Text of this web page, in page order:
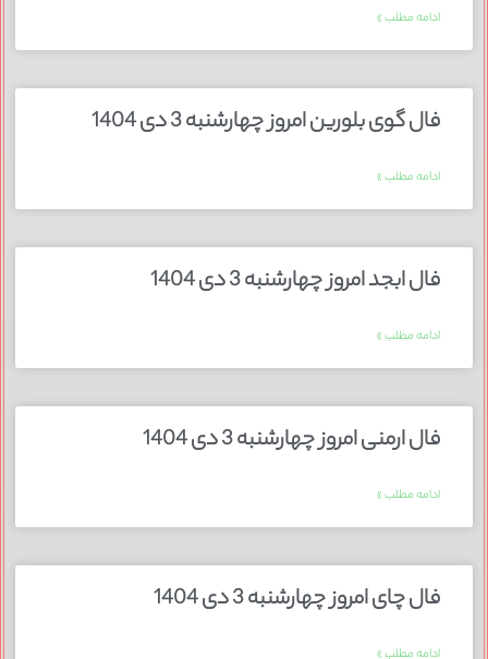
ادامه مطلب »
فال گوی بلورین امروز چهارشنبه 3 دی 1404
ادامه مطلب »
فال ابجد امروز چهارشنبه 3 دی 1404
ادامه مطلب »
فال ارمنی امروز چهارشنبه 3 دی 1404
ادامه مطلب »
فال چای امروز چهارشنبه 3 دی 1404
ادامه مطلب »